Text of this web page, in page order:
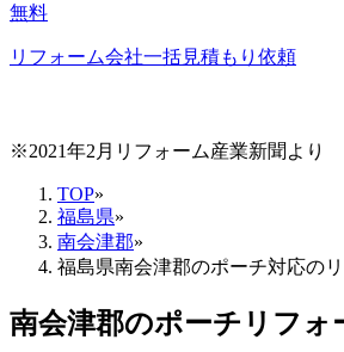
無料
リフォーム会社一括見積もり依頼
※2021年2月リフォーム産業新聞より
TOP»
福島県»
南会津郡»
福島県南会津郡のポーチ対応の
南会津郡のポーチリフォ